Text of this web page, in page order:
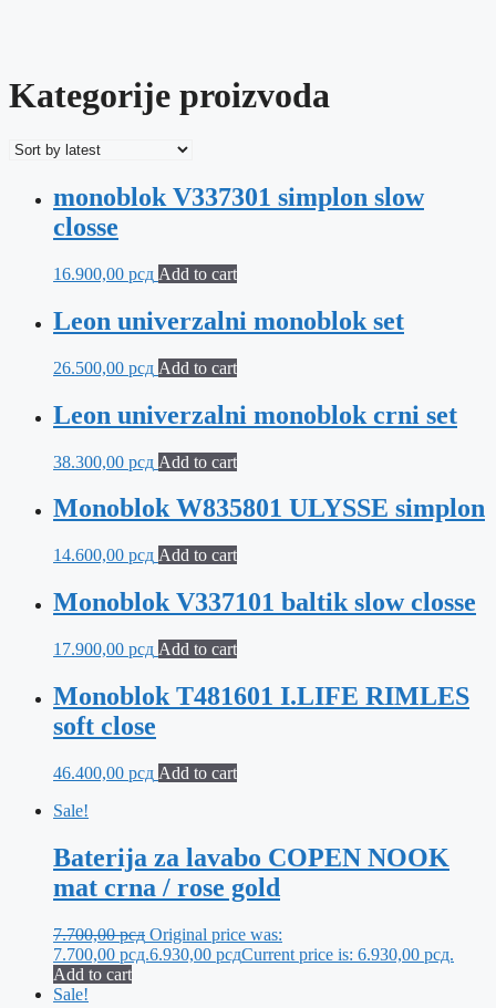
Kategorije proizvoda
monoblok V337301 simplon slow
closse
16.900,00 рсд Add to cart
Leon univerzalni monoblok set
26.500,00 рсд Add to cart
Leon univerzalni monoblok crni set
38.300,00 рсд Add to cart
Monoblok W835801 ULYSSE simplon
14.600,00 рсд Add to cart
Monoblok V337101 baltik slow closse
17.900,00 рсд Add to cart
Monoblok T481601 I.LIFE RIMLES
soft close
46.400,00 рсд Add to cart
Sale!
Baterija za lavabo COPEN NOOK
mat crna / rose gold
7.700,00рсд Original price was:
7.700,00 рсд.6.930,00 рсдCurrent price is: 6.930,00 рсд.
Add to cart
Sale!